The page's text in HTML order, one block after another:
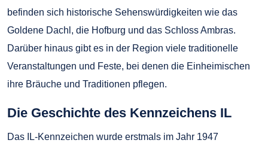
befinden sich historische Sehenswürdigkeiten wie das
Goldene Dachl, die Hofburg und das Schloss Ambras.
Darüber hinaus gibt es in der Region viele traditionelle
Veranstaltungen und Feste, bei denen die Einheimischen
ihre Bräuche und Traditionen pflegen.
Die Geschichte des Kennzeichens IL
Das IL-Kennzeichen wurde erstmals im Jahr 1947